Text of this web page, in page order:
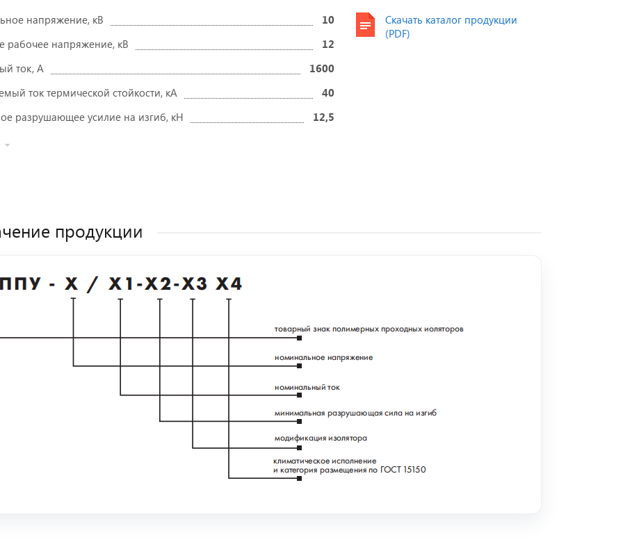
ИППУ от 3-
35/400-4500A
Подробнее
трансформаторные
ППВм-35
ОЛК ШПУ-35
Подробнее
напряжение, кВ
10
рабочее напряжение, кВ
12
ток, А
1600
ток термической стойкости, кА
40
разрушающее усилие на изгиб, кН
12,5
Скачать каталог продукции
(PDF)
продукции